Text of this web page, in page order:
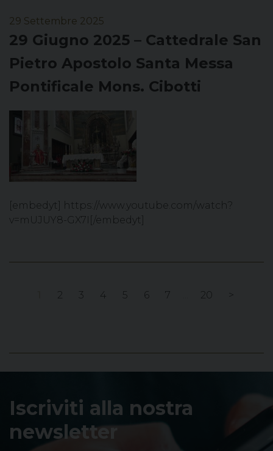
29 Settembre 2025
29 Giugno 2025 – Cattedrale San
Pietro Apostolo Santa Messa
Pontificale Mons. Cibotti
[embedyt] https://www.youtube.com/watch?
v=mUJUY8-GX7I[/embedyt]
2 3 4 5 6 7 20 >
Iscriviti alla nostra
newsletter